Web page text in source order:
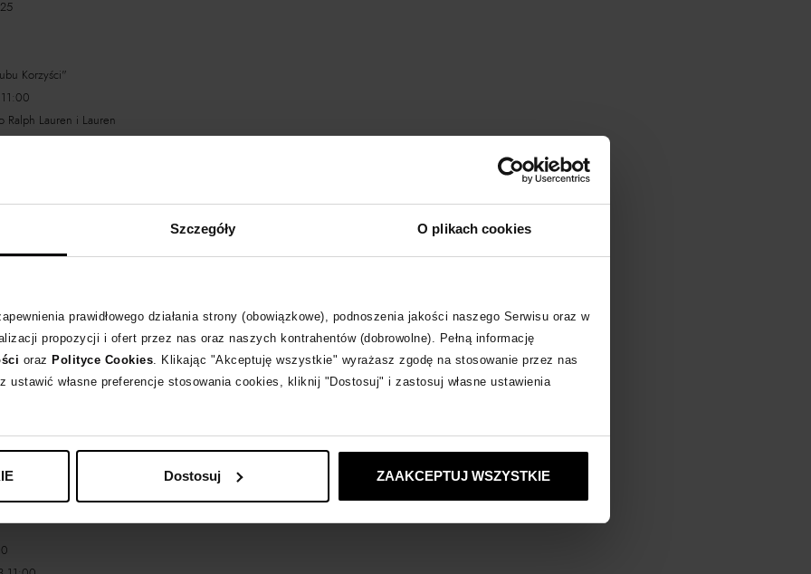
Szczegóły O plikach cookies
prawidłowego działania strony (obowiązkowe), podnoszenia jakości naszego Serwisu oraz w
propozycji i ofert przez nas oraz naszych kontrahentów (dobrowolne). Pełną informację
oraz Polityce Cookies. Klikając "Akceptuję wszystkie" wyrażasz zgodę na stosowanie przez nas
własne preferencje stosowania cookies, kliknij "Dostosuj" i zastosuj własne ustawienia
Dostosuj ZAAKCEPTUJ WSZYSTKIE
Korzyści"
Ralph Lauren i Lauren
25.02 - 26.02
Korzyści"
nowości”
oraz Tory
Lauren i Lauren by